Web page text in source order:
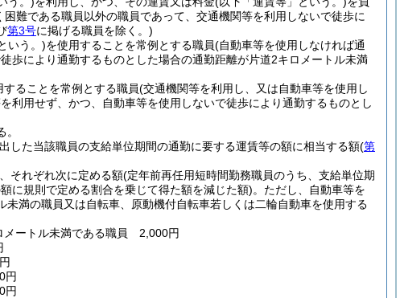
難である職員以外の職員であって、交通機関等を利用しないで徒歩に
第3号に掲げる職員を除く。)
いう。)を使用することを常例とする職員(自動車等を使用しなければ通
歩により通勤するものとした場合の通勤距離が片道2キロメートル未満
ることを常例とする職員(交通機関等を利用し、又は自動車等を使用し
利用せず、かつ、自動車等を使用しないで徒歩により通勤するものとし
た当該職員の支給単位期間の通勤に要する運賃等の額に相当する額(第
それぞれ次に定める額(定年前再任用短時間勤務職員のうち、支給単位期
に規則で定める割合を乗じて得た額を減じた額)。 ただし、自動車等を
満の職員又は自転車、原動機付自転車若しくは二輪自動車を使用する
メートル未満である職員 2,000円
円
円